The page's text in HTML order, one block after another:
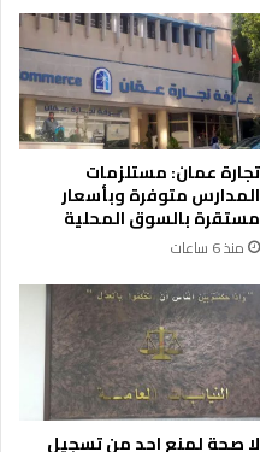
تجارة عمان: مستلزمات
المدارس متوفرة وبأسعار
مستقرة بالسوق المحلية
منذ 6 ساعات
لا صحة لمنع احد من تسجيل